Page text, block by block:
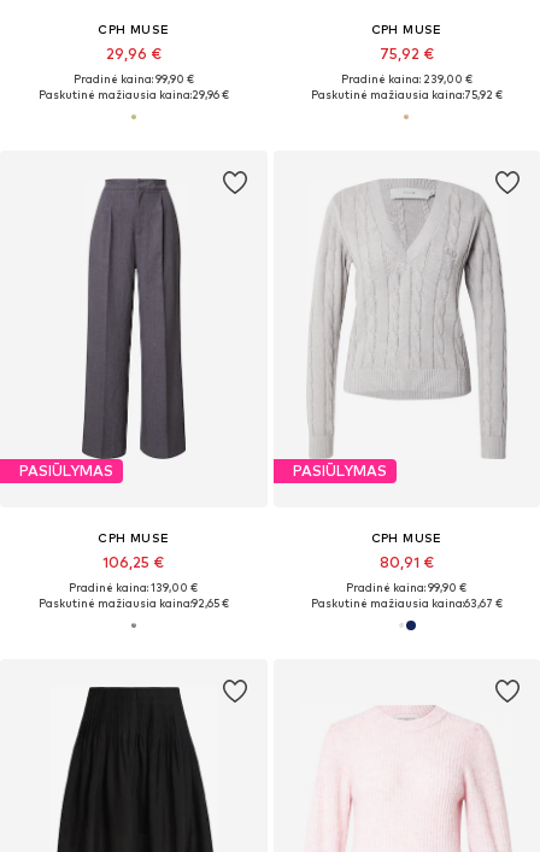
CPH MUSE
29,96 €
Pradinė kaina: 99,90 €
Paskutinė mažiausia kaina:29,96 €
CPH MUSE
75,92 €
Pradinė kaina: 239,00 €
Paskutinė mažiausia kaina:75,92 €
PASIŪLYMAS
CPH MUSE
106,25 €
Pradinė kaina: 139,00 €
Paskutinė mažiausia kaina:92,65 €
PASIŪLYMAS
CPH MUSE
80,91 €
Pradinė kaina: 99,90 €
Paskutinė mažiausia kaina:63,67 €